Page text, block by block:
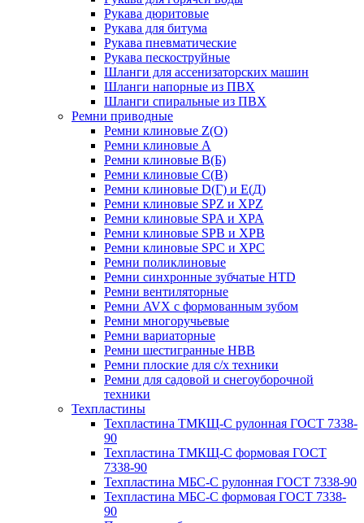
Рукава дюритовые
Рукава для битума
Рукава пневматические
Рукава пескоструйные
Шланги для ассенизаторских машин
Шланги напорные из ПВХ
Шланги спиральные из ПВХ
Ремни приводные
Ремни клиновые Z(О)
Ремни клиновые А
Ремни клиновые В(Б)
Ремни клиновые С(В)
Ремни клиновые D(Г) и Е(Д)
Ремни клиновые SPZ и XPZ
Ремни клиновые SPA и XPA
Ремни клиновые SPB и XPB
Ремни клиновые SPC и XPC
Ремни поликлиновые
Ремни синхронные зубчатые HTD
Ремни вентиляторные
Ремни AVX с формованным зубом
Ремни многоручьевые
Ремни вариаторные
Ремни шестигранные HBB
Ремни плоские для с/х техники
Ремни для садовой и снегоуборочной
техники
Техпластины
Техпластина ТМКЩ-С рулонная ГОСТ 7338-
90
Техпластина ТМКЩ-С формовая ГОСТ
7338-90
Техпластина МБС-С рулонная ГОСТ 7338-90
Техпластина МБС-С формовая ГОСТ 7338-
90